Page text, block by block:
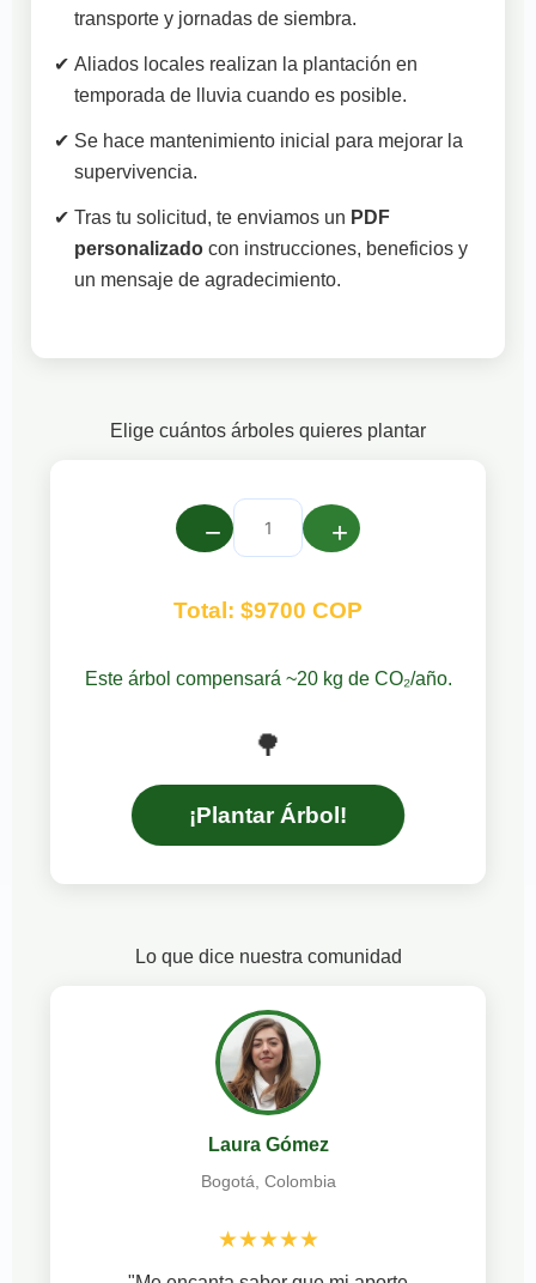
transporte y jornadas de siembra.
Aliados locales realizan la plantación en
temporada de lluvia cuando es posible.
Se hace mantenimiento inicial para mejorar la
supervivencia.
Tras tu solicitud, te enviamos un PDF
personalizado con instrucciones, beneficios y
un mensaje de agradecimiento.
Elige cuántos árboles quieres plantar
− +
Total: $9700 COP
Este árbol compensará ~20 kg de CO₂/año.
🌳
¡Plantar Árbol!
Lo que dice nuestra comunidad
Laura Gómez
Bogotá, Colombia
★★★★★